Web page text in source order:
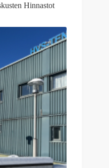
Hinnastot